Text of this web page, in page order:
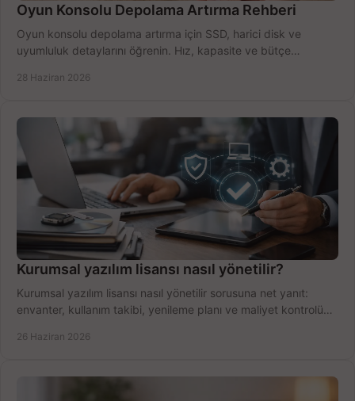
Oyun Konsolu Depolama Artırma Rehberi
Oyun konsolu depolama artırma için SSD, harici disk ve
uyumluluk detaylarını öğrenin. Hız, kapasite ve bütçe
28 Haziran 2026
Kurumsal yazılım lisansı nasıl yönetilir?
Kurumsal yazılım lisansı nasıl yönetilir sorusuna net yanıt:
envanter, kullanım takibi, yenileme planı ve maliyet kontrolü
26 Haziran 2026